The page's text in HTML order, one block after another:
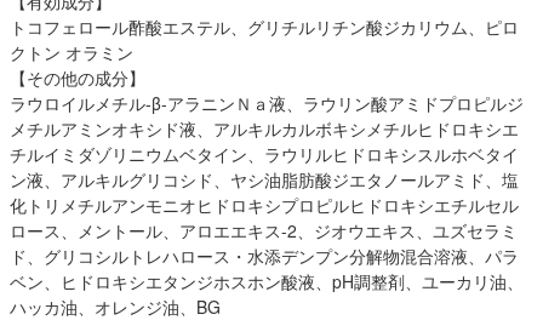
トコフェロール酢酸エステル、グリチルリチン酸ジカリウム、ピロ
クトン オラミン
【その他の成分】
ラウロイルメチル-β-アラニンＮａ液、ラウリン酸アミドプロピルジ
メチルアミンオキシド液、アルキルカルボキシメチルヒドロキシエ
チルイミダゾリニウムベタイン、ラウリルヒドロキシスルホベタイ
ン液、アルキルグリコシド、ヤシ油脂肪酸ジエタノールアミド、塩
化トリメチルアンモニオヒドロキシプロピルヒドロキシエチルセル
ロース、メントール、アロエエキス-2、ジオウエキス、ユズセラミ
ド、グリコシルトレハロース・水添デンプン分解物混合溶液、パラ
ベン、ヒドロキシエタンジホスホン酸液、pH調整剤、ユーカリ油、
ハッカ油、オレンジ油、BG